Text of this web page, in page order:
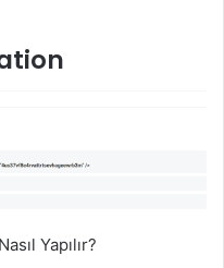
Yapılır?